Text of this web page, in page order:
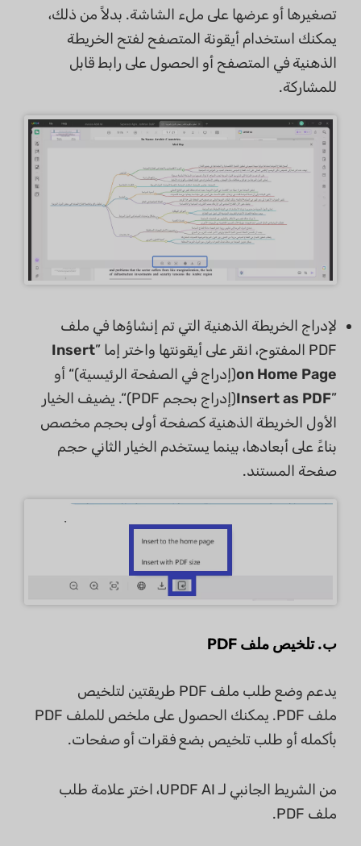
تصغيرها أو عرضها على ملء الشاشة. بدلاً من ذلك،
يمكنك استخدام أيقونة المتصفح لفتح الخريطة
الذهنية في المتصفح أو الحصول على رابط قابل
للمشاركة.
لإدراج الخريطة الذهنية التي تم إنشاؤها في ملف
PDF المفتوح، انقر على أيقونتها واختر إما ”
Insert
on Home Page(إدراج في الصفحة الرئيسية)“ أو
”
Insert as PDF
(إدراج بحجم PDF)“. يضيف الخيار
الأول الخريطة الذهنية كصفحة أولى بحجم مخصص
بناءً على أبعادها، بينما يستخدم الخيار الثاني حجم
صفحة المستند.
ب. تلخيص ملف PDF
يدعم وضع طلب ملف PDF طريقتين لتلخيص
ملف PDF. يمكنك الحصول على ملخص للملف PDF
بأكمله أو طلب تلخيص بضع فقرات أو صفحات.
من الشريط الجانبي لـ UPDF AI، اختر علامة طلب
ملف PDF.